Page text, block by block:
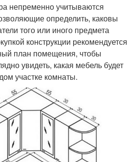
непременно учитываются
определить, каковы
того или иного предмета
конструкции рекомендуется
план помещения, чтобы
увидеть, какая мебель будет
участке комнаты.